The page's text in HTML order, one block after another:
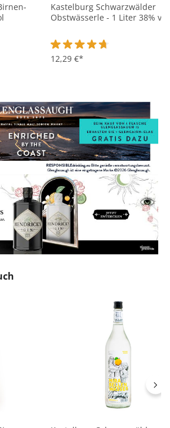
von 4.7 von 5 Sternen
Kastelburg Schwarzwälder
Obstwässerle - 1 Liter 38% vol
Durchschnittliche
12,29 €*